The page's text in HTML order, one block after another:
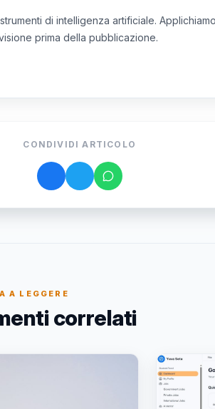
di intelligenza artificiale.
prima della pubblicazione.
CONDIVIDI ARTICOLO
A LEGGERE
correlati